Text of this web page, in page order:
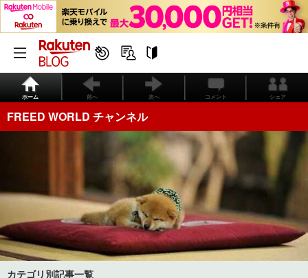
ホーム 前へ 次へ コメント シェア
FREED WORLD チャンネル
カテゴリ別記事一覧